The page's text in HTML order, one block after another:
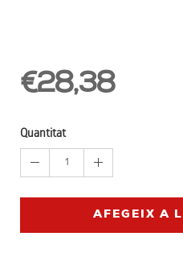
€28,38
Quantitat
1
AFEGEIX A